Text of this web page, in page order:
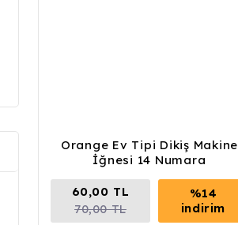
Orange Ev Tipi Dikiş Makine
İğnesi 14 Numara
60,00 TL
70,00 TL
%14
indirim